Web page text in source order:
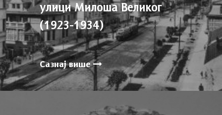
улици Милоша Великог
(1923-1934)
Сазнај више